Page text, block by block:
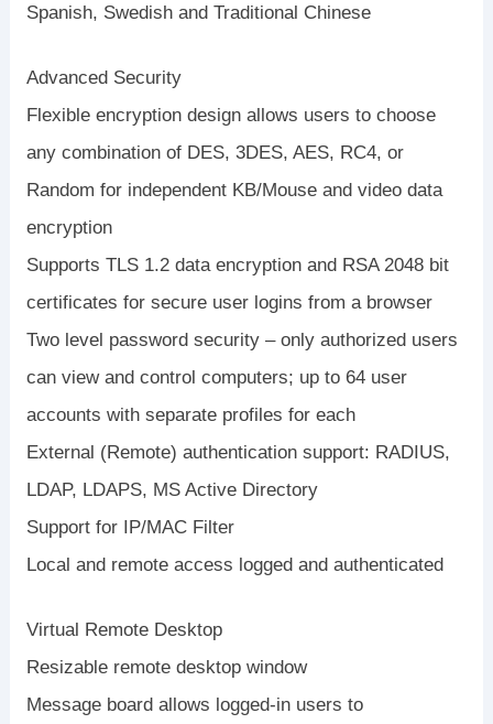
Spanish, Swedish and Traditional Chinese
Advanced Security
Flexible encryption design allows users to choose
any combination of DES, 3DES, AES, RC4, or
Random for independent KB/Mouse and video data
encryption
Supports TLS 1.2 data encryption and RSA 2048 bit
certificates for secure user logins from a browser
Two level password security – only authorized users
can view and control computers; up to 64 user
accounts with separate profiles for each
External (Remote) authentication support: RADIUS,
LDAP, LDAPS, MS Active Directory
Support for IP/MAC Filter
Local and remote access logged and authenticated
Virtual Remote Desktop
Resizable remote desktop window
Message board allows logged-in users to